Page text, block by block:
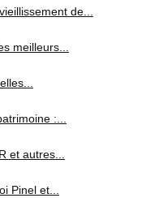
de...
meilleurs...
:...
et autres...
Pinel et...